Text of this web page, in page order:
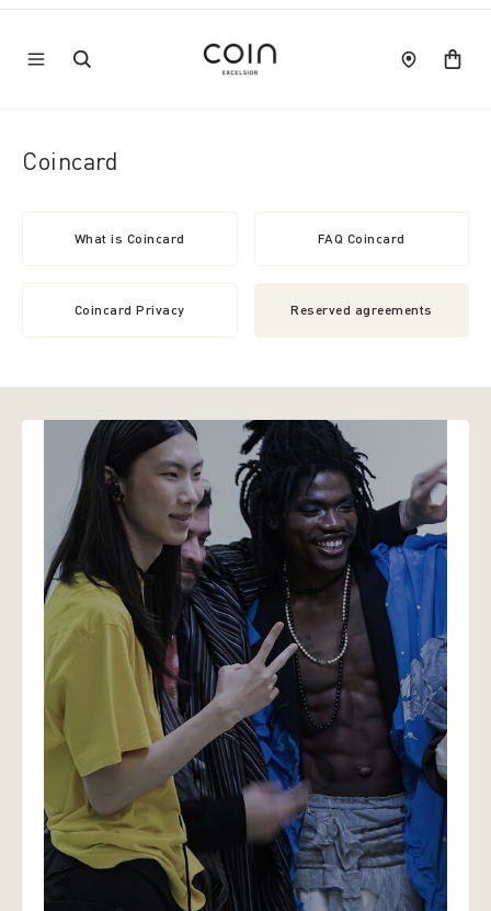
Coincard
What is Coincard FAQ Coincard
Coincard Privacy Reserved agreements